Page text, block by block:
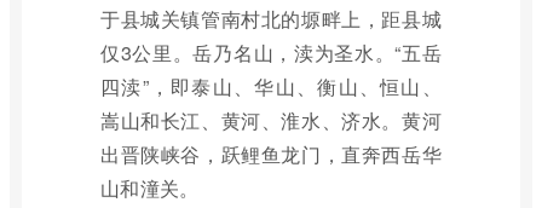
于县城关镇管南村北的塬畔上，距县城
仅3公里。岳乃名山，渎为圣水。“五岳
四渎”，即泰山、华山、衡山、恒山、
嵩山和长江、黄河、淮水、济水。黄河
出晋陕峡谷，跃鲤鱼龙门，直奔西岳华
山和潼关。